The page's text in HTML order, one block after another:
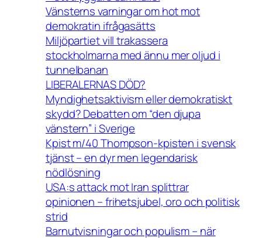
Vänsterns varningar om hot mot
demokratin ifrågasätts
Miljöpartiet vill trakassera
stockholmarna med ännu mer oljud i
tunnelbanan
LIBERALERNAS DÖD?
Myndighetsaktivism eller demokratiskt
skydd? Debatten om “den djupa
vänstern” i Sverige
Kpist m/40 Thompson-kpisten i svensk
tjänst – en dyr men legendarisk
nödlösning
USA:s attack mot Iran splittrar
opinionen – frihetsjubel, oro och politisk
strid
Barnutvisningar och populism – när